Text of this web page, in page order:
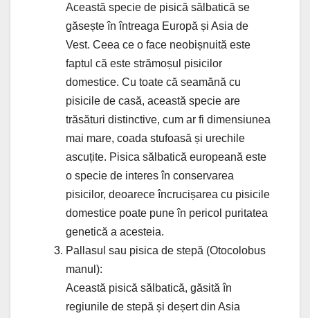
Această specie de pisică sălbatică se
găsește în întreaga Europă și Asia de
Vest. Ceea ce o face neobișnuită este
faptul că este strămoșul pisicilor
domestice. Cu toate că seamănă cu
pisicile de casă, această specie are
trăsături distinctive, cum ar fi dimensiunea
mai mare, coada stufoasă și urechile
ascuțite. Pisica sălbatică europeană este
o specie de interes în conservarea
pisicilor, deoarece încrucișarea cu pisicile
domestice poate pune în pericol puritatea
genetică a acesteia.
Pallasul sau pisica de stepă (Otocolobus
manul):
Această pisică sălbatică, găsită în
regiunile de stepă și deșert din Asia